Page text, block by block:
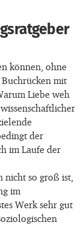
können, ohne
Buchrücken mit
Liebe weh
der
im Laufe der
nicht so groß ist,
im
Werk sehr gut